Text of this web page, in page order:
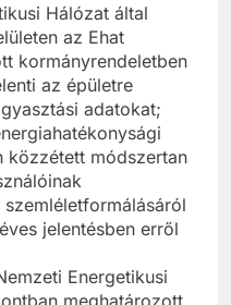
Hálózat által
az Ehat
kormányrendeletben
az épületre
adatokat;
közzétett módszertan
jelentésben erről
Energetikusi
meghatározott